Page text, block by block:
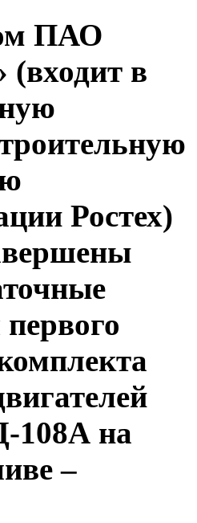
ПАО
(входит в
Ростех)
108А на
–